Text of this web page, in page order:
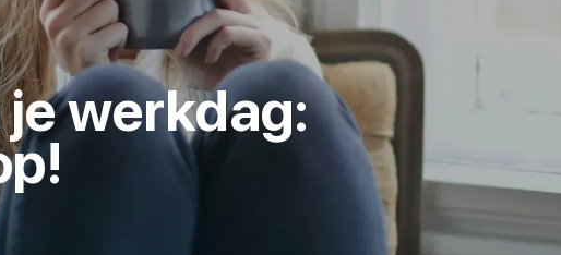
werkdag: